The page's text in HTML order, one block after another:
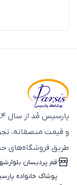
پارسیس مُد از سال ۱۳۸۴ با تمرکز بر تولید
و قیمت منصفانه،
طریق فروشگاه‌های
قم پردیسان
پوشاک خانواده